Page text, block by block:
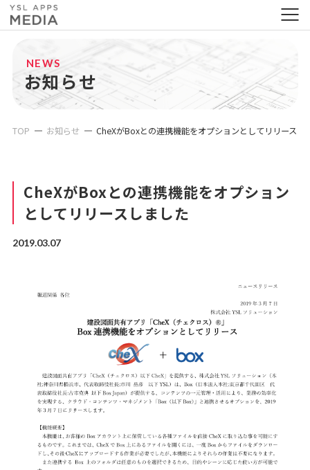
NEWS
お知らせ
TOP お知らせ CheXがBoxとの連携機能をオプションとしてリリースし
CheXがBoxとの連携機能をオプション
としてリリースしました
2019.03.07